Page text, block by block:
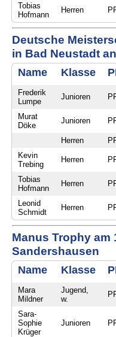
Tobias
Hofmann
Herren
Deutsche
in Bad Neustadt
Name Klasse
Frederik
Lumpe
Junioren
Murat
Döke
Junioren
Herren
Kevin
Trebing
Herren
Tobias
Hofmann
Herren
Leonid
Schmidt
Herren
Manus Trophy am
Sandershausen
Name Klasse
Mara
Mildner
Jugend,
w.
Sara-
Sophie
Krüger
Junioren